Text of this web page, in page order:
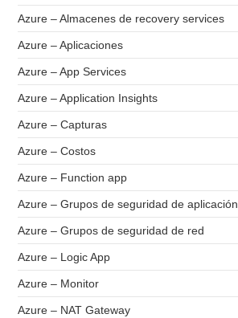
Azure – Almacenes de recovery services
Azure – Aplicaciones
Azure – App Services
Azure – Application Insights
Azure – Capturas
Azure – Costos
Azure – Function app
Azure – Grupos de seguridad de aplicación
Azure – Grupos de seguridad de red
Azure – Logic App
Azure – Monitor
Azure – NAT Gateway